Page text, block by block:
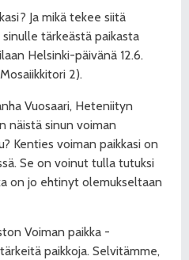
Ja mikä tekee siitä
tärkeästä paikasta
Helsinki-päivänä 12.6.
2).
Vuosaari, Heteniityn
näistä sinun voiman
Kenties voiman paikkasi on
Se on voinut tulla tutuksi
on jo ehtinyt olemukseltaan
Voiman paikka -
paikkoja. Selvitämme,